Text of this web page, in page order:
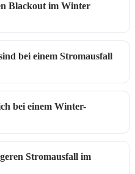
Blackout im Winter
bei einem Stromausfall
bei einem Winter-
Stromausfall im